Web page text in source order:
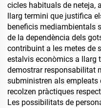
cicles habituals de neteja,
llarg termini que justifica
beneficis mediambientals
de la dependència dels
contribuint a les metes de
estalvis econòmics a llarg
demostrar responsabilitat
subministren als empleats
recolzen pràctiques
Les possibilitats de